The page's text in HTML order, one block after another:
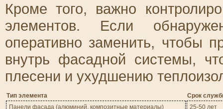
Кроме того, важно
элементов. Если
оперативно заменить, чтобы
внутрь фасадной системы,
плесени и ухудшению
Тип элемента
Срок
Панели фасада (алюминий, композитные материалы)
25-50 лет